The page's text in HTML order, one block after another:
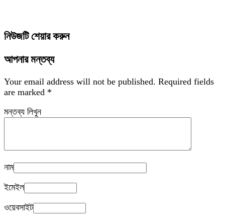
নিউজটি শেয়ার করুন
আপনার মন্তব্য
Your email address will not be published. Required fields
are marked *
মন্তব্য লিখুন
নাম
ইমেইল
ওয়েবসাইট